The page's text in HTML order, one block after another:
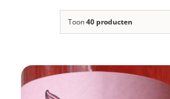
Over ons/Filosofie
Toon40 producten